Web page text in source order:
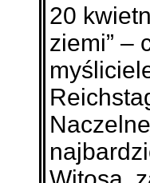
20
ziemi” –